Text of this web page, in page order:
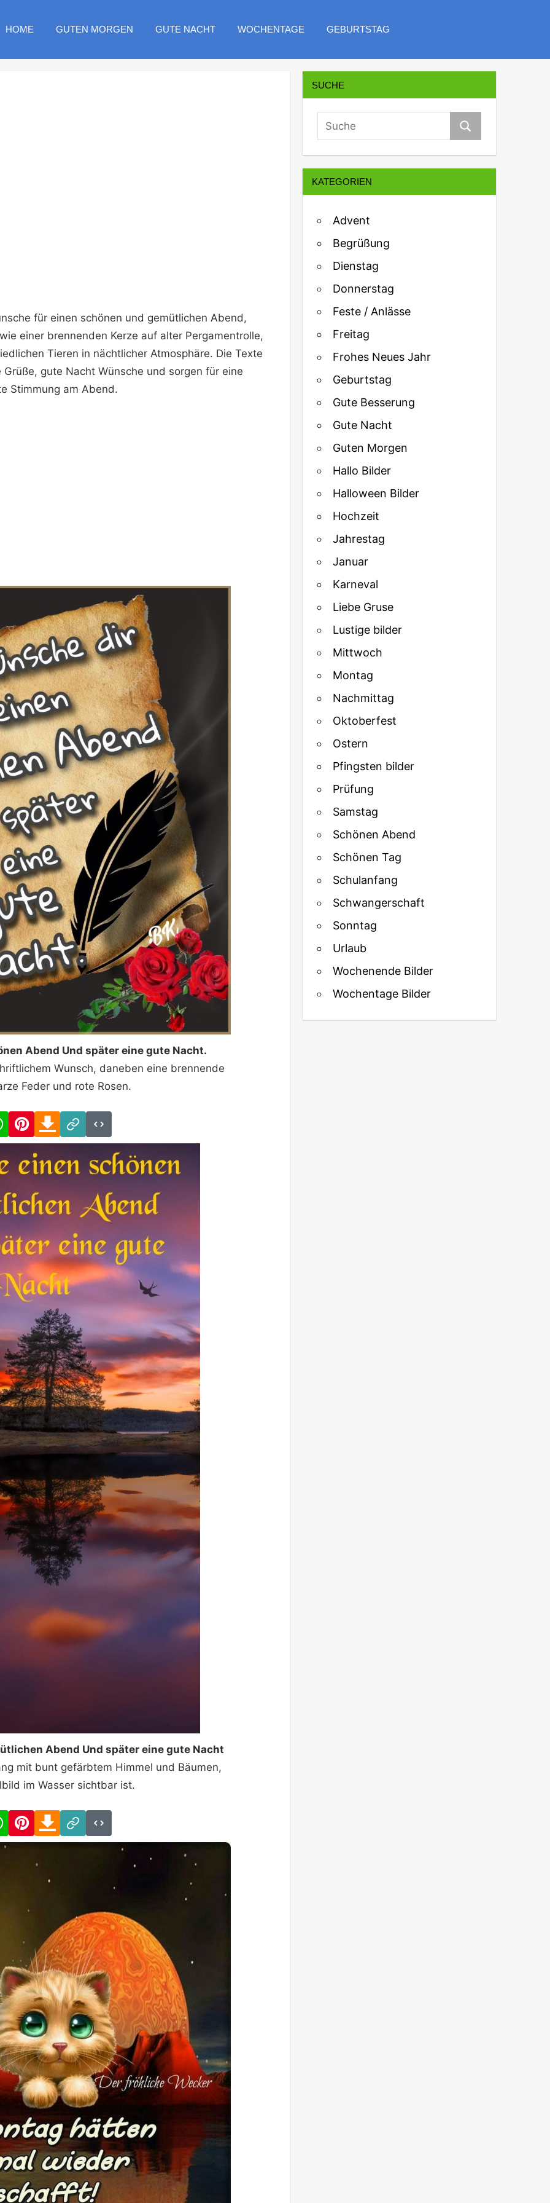
HOME GUTEN MORGEN GUTE NACHT WOCHENTAGE GEBURTSTAG
für einen schönen und gemütlichen Abend,
einer brennenden Kerze auf alter Pergamentrolle,
Tieren in nächtlicher Atmosphäre. Die Texte
gute Nacht Wünsche und sorgen für eine
Stimmung am Abend.
Abend Und später eine gute Nacht.
Wunsch, daneben eine brennende
Feder und rote Rosen.
WhatsAppPinterestDownload
Link
Abend Und später eine gute Nacht
mit bunt gefärbtem Himmel und Bäumen,
im Wasser sichtbar ist.
WhatsAppPinterestDownload
Link
SUCHE
KATEGORIEN
Advent
Begrüßung
Dienstag
Donnerstag
Feste / Anlässe
Freitag
Frohes Neues Jahr
Geburtstag
Gute Besserung
Gute Nacht
Guten Morgen
Hallo Bilder
Halloween Bilder
Hochzeit
Jahrestag
Januar
Karneval
Liebe Gruse
Lustige bilder
Mittwoch
Montag
Nachmittag
Oktoberfest
Ostern
Pfingsten bilder
Prüfung
Samstag
Schönen Abend
Schönen Tag
Schulanfang
Schwangerschaft
Sonntag
Urlaub
Wochenende Bilder
Wochentage Bilder